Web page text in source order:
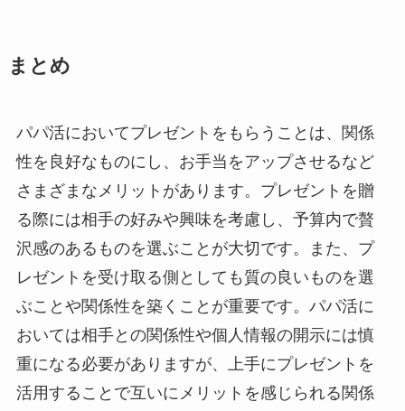
まとめ
パパ活においてプレゼントをもらうことは、関係
性を良好なものにし、お手当をアップさせるなど
さまざまなメリットがあります。プレゼントを贈
る際には相手の好みや興味を考慮し、予算内で贅
沢感のあるものを選ぶことが大切です。また、プ
レゼントを受け取る側としても質の良いものを選
ぶことや関係性を築くことが重要です。パパ活に
おいては相手との関係性や個人情報の開示には慎
重になる必要がありますが、上手にプレゼントを
活用することで互いにメリットを感じられる関係